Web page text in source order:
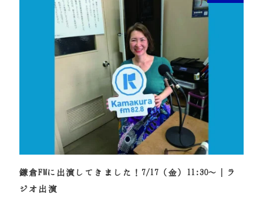
鎌倉FMに出演してきました！7/17（金）11:30～｜ラ
ジオ出演